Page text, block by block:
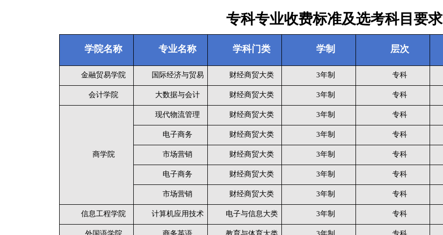
专科专业收费标准及选考科目要求
学院名称 专业名称 学科门类 学制 层次
金融贸易学院 国际经济与贸易 财经商贸大类 3年制 专科
会计学院 大数据与会计 财经商贸大类 3年制 专科
商学院
现代物流管理 财经商贸大类 3年制 专科
电子商务 财经商贸大类 3年制 专科
市场营销 财经商贸大类 3年制 专科
电子商务 财经商贸大类 3年制 专科
市场营销 财经商贸大类 3年制 专科
信息工程学院 计算机应用技术 电子与信息大类 3年制 专科